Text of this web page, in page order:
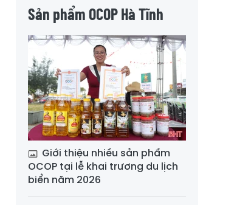
Sản phẩm OCOP Hà Tĩnh
Giới thiệu nhiều sản phẩm
OCOP tại lễ khai trương du lịch
biển năm 2026